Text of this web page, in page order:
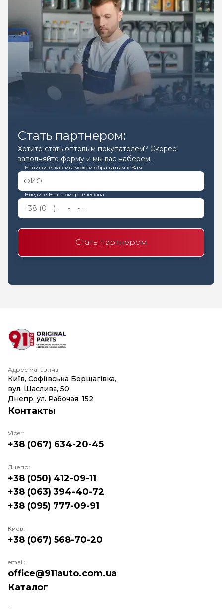
Стать партнером:
Хотите стать оптовым покупателем? Скорее
заполняйте форму и мы вас наберем.
Напишите, как мы можем обращаться к Вам
Введите Ваш номер телефона
Стать партнером
Адрес магазина
Київ, Софіївська Борщагівка,
вул. Щаслива, 50
Днепр, ул. Рабочая, 152
Каталог
Контакты
Viber:
+38 (067) 634-20-45
Днепр:
+38 (050) 412-09-11
+38 (063) 394-40-72
+38 (095) 777-09-91
Киев:
+38 (067) 568-70-20
email:
office@911auto.com.ua